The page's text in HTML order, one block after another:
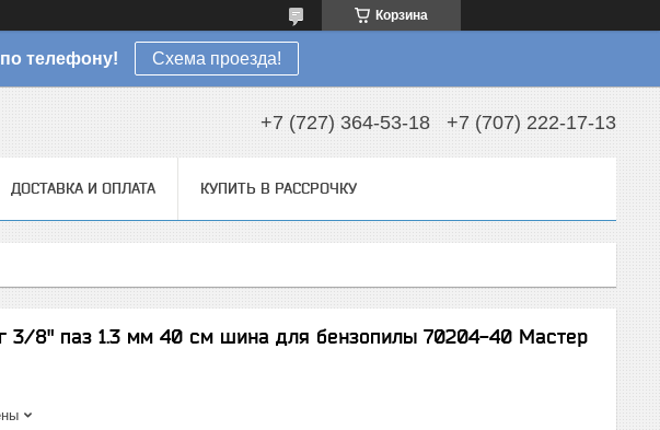
Корзина
телефону! Схема проезда!
+7 (727) 364-53-18 +7 (707) 222-17-13
ДОСТАВКА И ОПЛАТА КУПИТЬ В РАССРОЧКУ
3/8" паз 1.3 мм 40 см шина для бензопилы 70204-40 Мастер